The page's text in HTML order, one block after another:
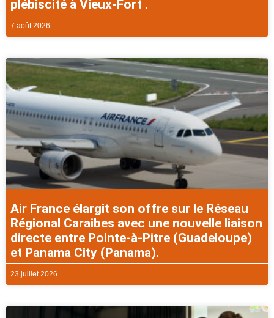
plébiscité à Vieux-Fort .
7 août 2026
Air France élargit son offre sur le Réseau
Régional Caraibes avec une nouvelle liaison
directe entre Pointe-à-Pitre (Guadeloupe)
et Panama City (Panama).
23 juillet 2026